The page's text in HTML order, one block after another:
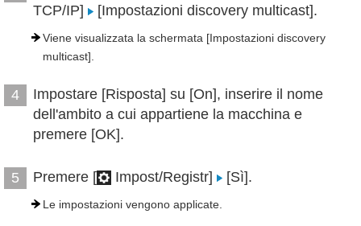
TCP/IP]
[Impostazioni discovery multicast].
Viene visualizzata la schermata [Impostazioni discovery
multicast].
4
Impostare [Risposta] su [On], inserire il nome
dell'ambito a cui appartiene la macchina e
premere [OK].
5 Premere [ Impost/Registr] [Sì].
Le impostazioni vengono applicate.